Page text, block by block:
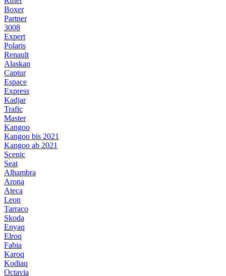
Boxer
Partner
3008
Expert
Polaris
Renault
Alaskan
Captur
Espace
Express
Kadjar
Trafic
Master
Kangoo
Kangoo bis 2021
Kangoo ab 2021
Scenic
Seat
Alhambra
Arona
Ateca
Leon
Tarraco
Skoda
Enyaq
Elroq
Fabia
Karoq
Kodiaq
Octavia